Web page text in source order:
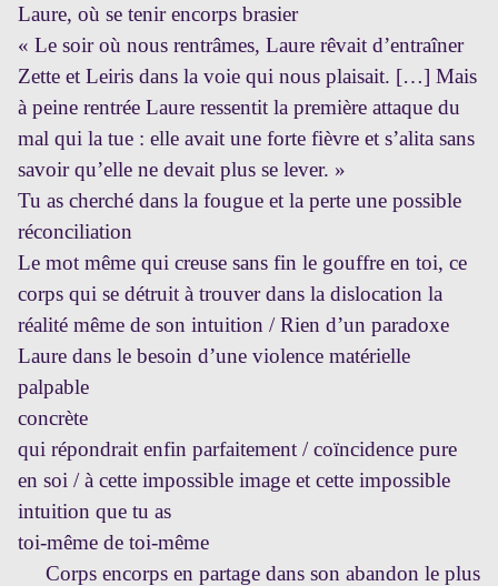
Laure, où se tenir encorps brasier
« Le soir où nous rentrâmes, Laure rêvait d’entraîner
Zette et Leiris dans la voie qui nous plaisait. […] Mais
à peine rentrée Laure ressentit la première attaque du
mal qui la tue : elle avait une forte fièvre et s’alita sans
savoir qu’elle ne devait plus se lever. »
Tu as cherché dans la fougue et la perte une possible
réconciliation
Le mot même qui creuse sans fin le gouffre en toi, ce
corps qui se détruit à trouver dans la dislocation la
réalité même de son intuition / Rien d’un paradoxe
Laure dans le besoin d’une violence matérielle
palpable
concrète
qui répondrait enfin parfaitement / coïncidence pure
en soi / à cette impossible image et cette impossible
intuition que tu as
toi-même de toi-même
Corps encorps en partage dans son abandon le plus